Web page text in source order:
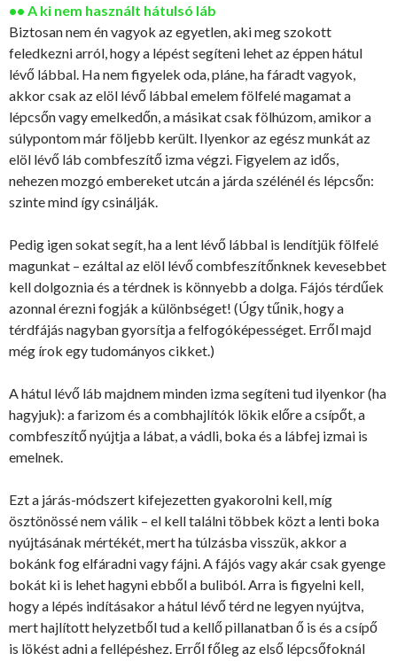
•• A ki nem használt hátulsó láb
Biztosan nem én vagyok az egyetlen, aki meg szokott
feledkezni arról, hogy a lépést segíteni lehet az éppen hátul
lévő lábbal. Ha nem figyelek oda, pláne, ha fáradt vagyok,
akkor csak az elöl lévő lábbal emelem fölfelé magamat a
lépcsőn vagy emelkedőn, a másikat csak fölhúzom, amikor a
súlypontom már följebb került. Ilyenkor az egész munkát az
elöl lévő láb combfeszítő izma végzi. Figyelem az idős,
nehezen mozgó embereket utcán a járda szélénél és lépcsőn:
szinte mind így csinálják.
Pedig igen sokat segít, ha a lent lévő lábbal is lendítjük fölfelé
magunkat – ezáltal az elöl lévő combfeszítőnknek kevesebbet
kell dolgoznia és a térdnek is könnyebb a dolga. Fájós térdűek
azonnal érezni fogják a különbséget! (Úgy tűnik, hogy a
térdfájás nagyban gyorsítja a felfogóképességet. Erről majd
még írok egy tudományos cikket.)
A hátul lévő láb majdnem minden izma segíteni tud ilyenkor (ha
hagyjuk): a farizom és a combhajlítók lökik előre a csípőt, a
combfeszítő nyújtja a lábat, a vádli, boka és a lábfej izmai is
emelnek.
Ezt a járás-módszert kifejezetten gyakorolni kell, míg
ösztönössé nem válik – el kell találni többek közt a lenti boka
nyújtásának mértékét, mert ha túlzásba visszük, akkor a
bokánk fog elfáradni vagy fájni. A fájós vagy akár csak gyenge
bokát ki is lehet hagyni ebből a buliból. Arra is figyelni kell,
hogy a lépés indításakor a hátul lévő térd ne legyen nyújtva,
mert hajlított helyzetből tud a kellő pillanatban ő is és a csípő
is lökést adni a fellépéshez. Erről főleg az első lépcsőfoknál